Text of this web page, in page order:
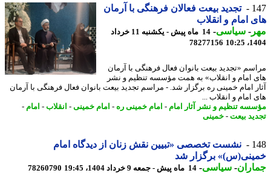
تجدید بیعت فعالان فرهنگی با آرمان
امام و انقلاب
-سیاسی-
14 ماه پیش - یکشنبه 11 خرداد
78277156
«تجدید بیعت بانوان فعال فرهنگی با آرمان
امام و انقلاب» به همت مؤسسه تنظیم و نشر
امام خمینی ره برگزار شد. - مراسم تجدید بیعت بانوان فعال فرهنگی با آرمان
امام و انقلاب ...
تنظیم و نشر آثار امام
-امام خمینی ره- امام خمینی-انقلاب-امام -
بیعت-خمینی
نشست تخصصی «تبیین نقش زنان از دیدگاه امام
برگزار شد
- سیاسی-14 ماه پیش - جمعه 9 خرداد 1404، 19:45 78260790